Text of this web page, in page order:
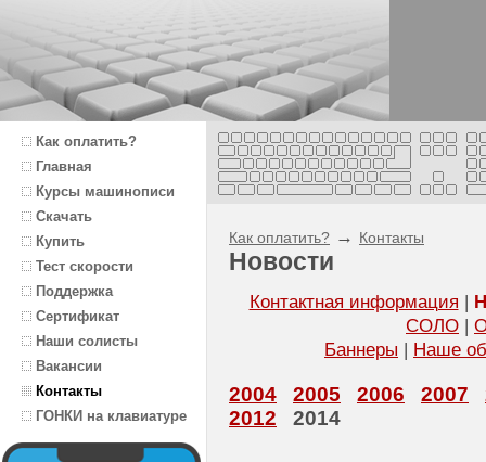
Как оплатить?
Главная
Курсы машинописи
Скачать
Купить
Тест скорости
Поддержка
Сертификат
Наши солисты
Вакансии
Контакты
ГОНКИ на клавиатуре
Как оплатить? → Контакты
Новости
Контактная информация |
СОЛО |
Баннеры | Наше
2004 2005 2006 2007
2012 2014